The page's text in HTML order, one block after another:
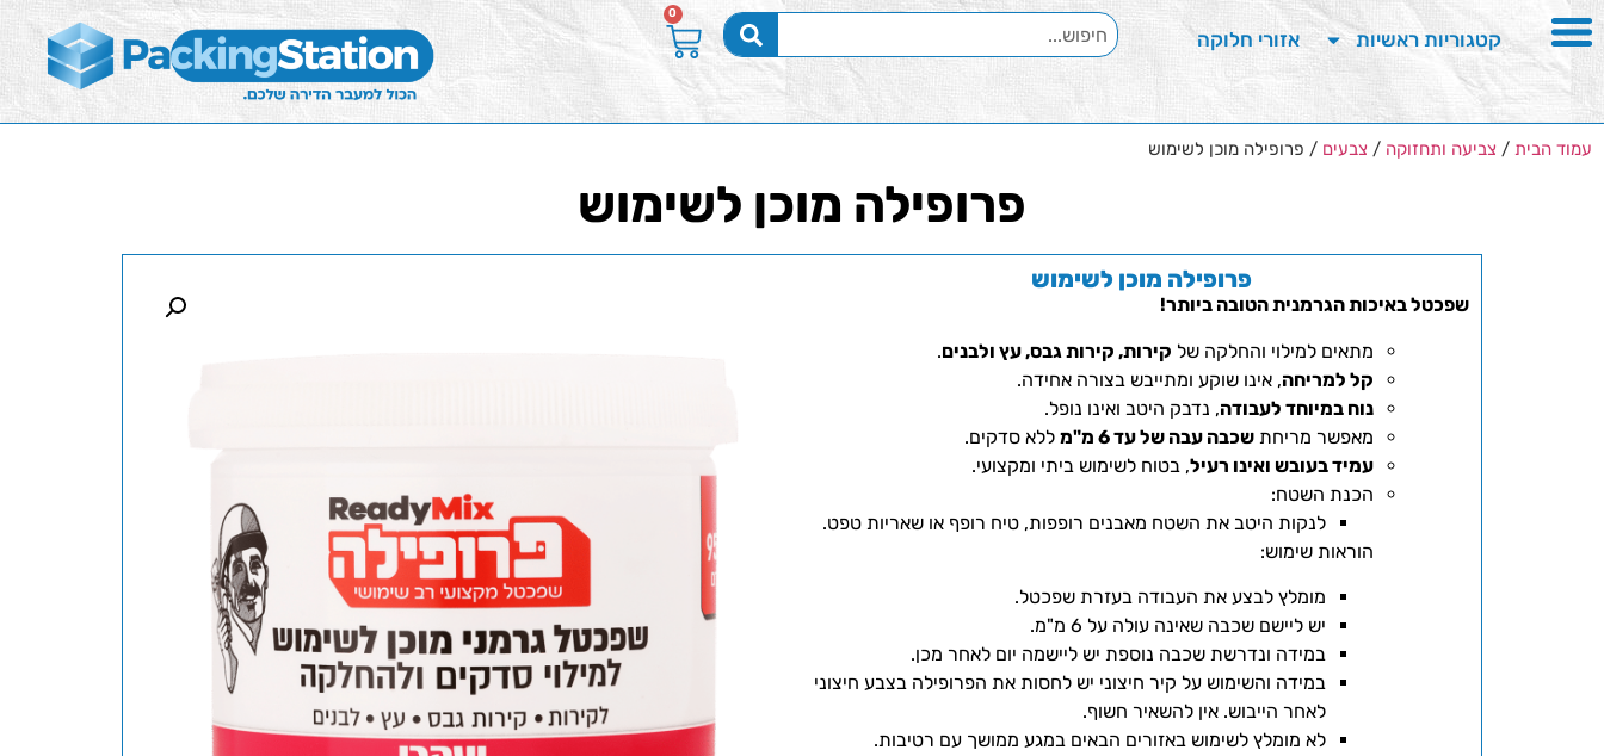
קטגוריות ראשיות אזורי חלוקה
0
עמוד הבית / צביעה ותחזוקה / צבעים / פרופילה מוכן לשימוש
פרופילה מוכן לשימוש
פרופילה מוכן לשימוש
שפכטל באיכות הגרמנית הטובה ביותר!
מתאים למילוי והחלקה של קירות, קירות גבס, עץ ולבנים.
קל למריחה, אינו שוקע ומתייבש בצורה אחידה.
נוח במיוחד לעבודה, נדבק היטב ואינו נופל.
מאפשר מריחת שכבה עבה של עד 6 מ"מ
ללא סדקים.
עמיד בעובש ואינו רעיל, בטוח לשימוש ביתי ומקצועי.
הכנת השטח:
לנקות היטב את השטח מאבנים רופפות, טיח רופף או שאריות טפט.
הוראות שימוש:
מומלץ לבצע את העבודה בעזרת שפכטל.
יש ליישם שכבה שאינה עולה על 6 מ"מ.
במידה ונדרשת שכבה נוספת יש ליישמה יום לאחר מכן.
במידה והשימוש על קיר חיצוני יש לחסות את הפרופילה בצבע חיצוני
לאחר הייבוש. אין להשאיר חשוף.
לא מומלץ לשימוש באזורים הבאים במגע ממושך עם רטיבות.